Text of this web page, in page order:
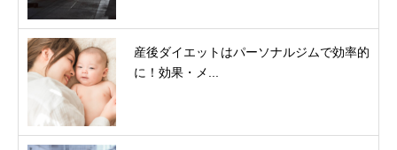
産後ダイエットはパーソナルジムで効率的
に！効果・メ...